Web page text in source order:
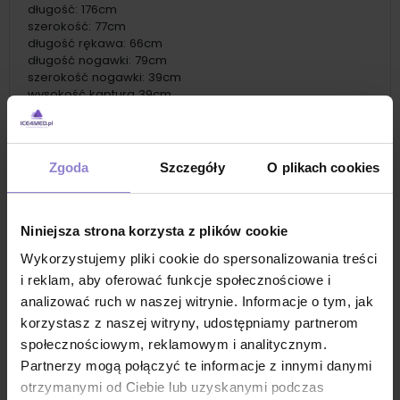
Zgoda Szczegóły O plikach cookies
Niniejsza strona korzysta z plików cookie
Wykorzystujemy pliki cookie do spersonalizowania treści
i reklam, aby oferować funkcje społecznościowe i
analizować ruch w naszej witrynie. Informacje o tym, jak
korzystasz z naszej witryny, udostępniamy partnerom
społecznościowym, reklamowym i analitycznym.
Partnerzy mogą połączyć te informacje z innymi danymi
otrzymanymi od Ciebie lub uzyskanymi podczas
długość: 176cm
szerokość: 77cm
długość rękawa: 66cm
długość nogawki: 79cm
szerokość nogawki: 39cm
wysokość kaptura 39cm
szerokość kaptura 29cm
tolerancja dla wymiarów +/-2 cm
Zastosowanie
wygodny kombinezon z flizeliny do pracy
biały kombinezon gastronomiczny z flizeliny
kombinezon do pracy na kuchni
przewiewne kombinezony do gastronomii
jednorazowy kombinezon dla kobiet
jednorazowy kombinezon dla mężczyzn
higieniczny kombinezon do produkcji suplementów
jednorazowy kombinezon do przemysłu
farmaceutycznego